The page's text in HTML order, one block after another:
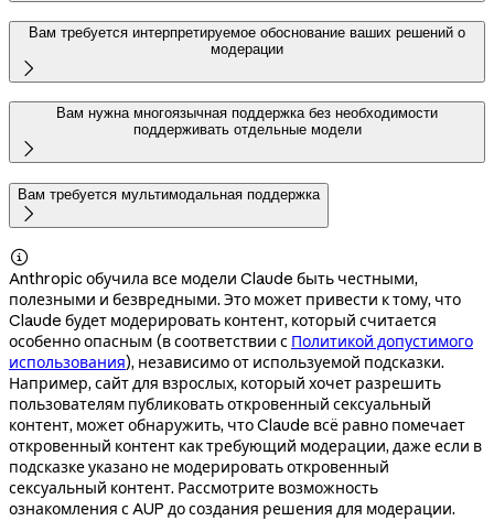
Вам требуется интерпретируемое обоснование ваших решений о
модерации

Вам нужна многоязычная поддержка без необходимости
поддерживать отдельные модели

Вам требуется мультимодальная поддержка


Anthropic обучила все модели Claude быть честными,
полезными и безвредными. Это может привести к тому, что
Claude будет модерировать контент, который считается
особенно опасным (в соответствии с Политикой допустимого
использования), независимо от используемой подсказки.
Например, сайт для взрослых, который хочет разрешить
пользователям публиковать откровенный сексуальный
контент, может обнаружить, что Claude всё равно помечает
откровенный контент как требующий модерации, даже если в
подсказке указано не модерировать откровенный
сексуальный контент. Рассмотрите возможность
ознакомления с AUP до создания решения для модерации.